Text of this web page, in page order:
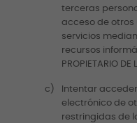
terceras
acceso de otros
servicios
recursos
PROPIETARIO
c)
Intentar
electrónico de
restringidas de